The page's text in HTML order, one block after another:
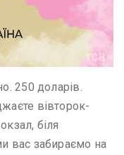
250 доларів.
вівторок-
біля
вас забираємо на